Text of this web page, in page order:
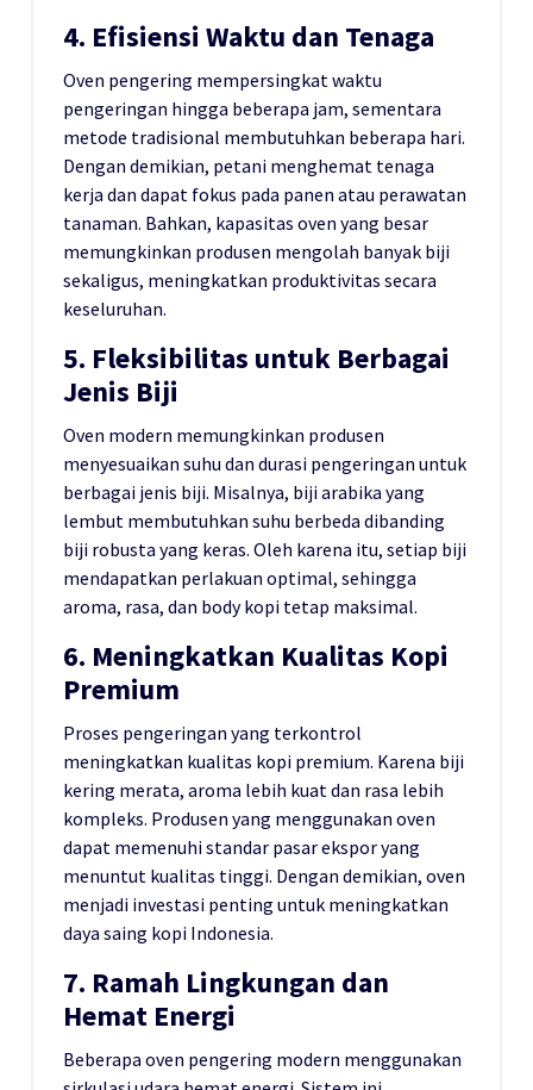
4. Efisiensi Waktu dan Tenaga
Oven pengering mempersingkat waktu
pengeringan hingga beberapa jam, sementara
metode tradisional membutuhkan beberapa hari.
Dengan demikian, petani menghemat tenaga
kerja dan dapat fokus pada panen atau perawatan
tanaman. Bahkan, kapasitas oven yang besar
memungkinkan produsen mengolah banyak biji
sekaligus, meningkatkan produktivitas secara
keseluruhan.
5. Fleksibilitas untuk Berbagai
Jenis Biji
Oven modern memungkinkan produsen
menyesuaikan suhu dan durasi pengeringan untuk
berbagai jenis biji. Misalnya, biji arabika yang
lembut membutuhkan suhu berbeda dibanding
biji robusta yang keras. Oleh karena itu, setiap biji
mendapatkan perlakuan optimal, sehingga
aroma, rasa, dan body kopi tetap maksimal.
6. Meningkatkan Kualitas Kopi
Premium
Proses pengeringan yang terkontrol
meningkatkan kualitas kopi premium. Karena biji
kering merata, aroma lebih kuat dan rasa lebih
kompleks. Produsen yang menggunakan oven
dapat memenuhi standar pasar ekspor yang
menuntut kualitas tinggi. Dengan demikian, oven
menjadi investasi penting untuk meningkatkan
daya saing kopi Indonesia.
7. Ramah Lingkungan dan
Hemat Energi
Beberapa oven pengering modern menggunakan